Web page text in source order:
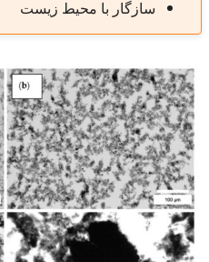
سازگار با محیط زیست